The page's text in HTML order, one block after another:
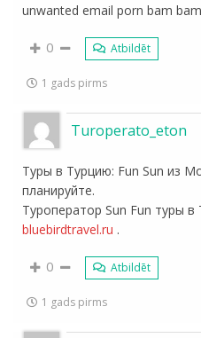
unwanted email porn bam
0 Atbildēt
1 gads pirms
Turoperato_eton
Туры в Турцию: Fun Sun из
планируйте.
Туроператор Sun Fun туры
bluebirdtravel.ru .
0 Atbildēt
1 gads pirms